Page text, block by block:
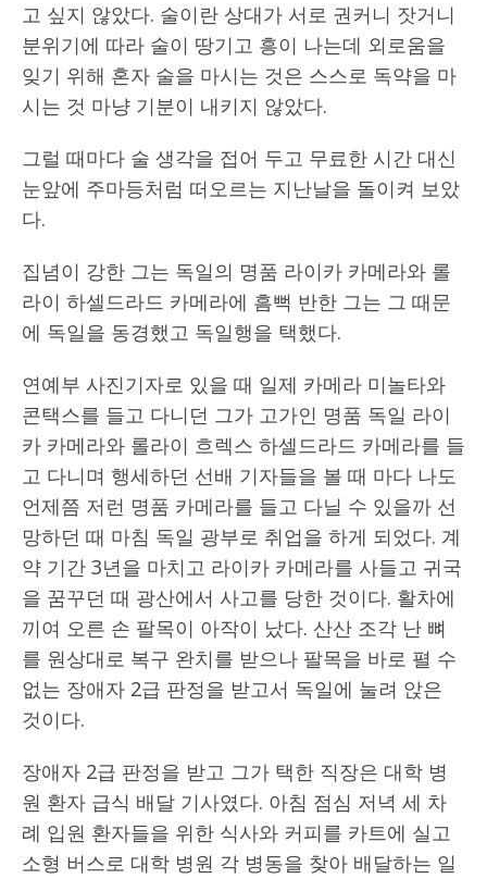
고 싶지 않았다. 술이란 상대가 서로 권커니 잣거니
분위기에 따라 술이 땅기고 흥이 나는데 외로움을
잊기 위해 혼자 술을 마시는 것은 스스로 독약을 마
시는 것 마냥 기분이 내키지 않았다.
그럴 때마다 술 생각을 접어 두고 무료한 시간 대신
눈앞에 주마등처럼 떠오르는 지난날을 돌이켜 보았
다.
집념이 강한 그는 독일의 명품 라이카 카메라와 롤
라이 하셀드라드 카메라에 흠뻑 반한 그는 그 때문
에 독일을 동경했고 독일행을 택했다.
연예부 사진기자로 있을 때 일제 카메라 미놀타와
콘택스를 들고 다니던 그가 고가인 명품 독일 라이
카 카메라와 롤라이 흐렉스 하셀드라드 카메라를 들
고 다니며 행세하던 선배 기자들을 볼 때 마다 나도
언제쯤 저런 명품 카메라를 들고 다닐 수 있을까 선
망하던 때 마침 독일 광부로 취업을 하게 되었다. 계
약 기간 3년을 마치고 라이카 카메라를 사들고 귀국
을 꿈꾸던 때 광산에서 사고를 당한 것이다. 활차에
끼여 오른 손 팔목이 아작이 났다. 산산 조각 난 뼈
를 원상대로 복구 완치를 받으나 팔목을 바로 펼 수
없는 장애자 2급 판정을 받고서 독일에 눌려 앉은
것이다.
장애자 2급 판정을 받고 그가 택한 직장은 대학 병
원 환자 급식 배달 기사였다. 아침 점심 저녁 세 차
례 입원 환자들을 위한 식사와 커피를 카트에 실고
소형 버스로 대학 병원 각 병동을 찾아 배달하는 일